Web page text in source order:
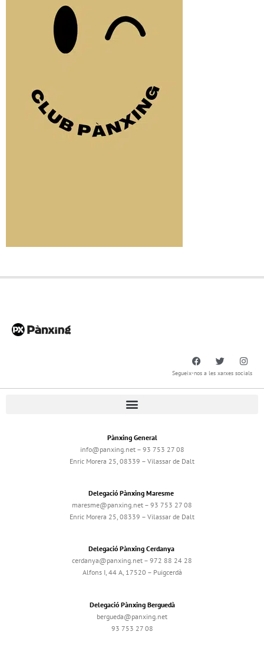
Segueix-nos a les xarxes socials
Pànxing General
info@panxing.net – 93 753 27 08
Enric Morera 25, 08339 – Vilassar de Dalt
Delegació Pànxing Maresme
maresme@panxing.net – 93 753 27 08
Enric Morera 25, 08339 – Vilassar de Dalt
Delegació Pànxing Cerdanya
cerdanya@panxing.net – 972 88 24 28
Alfons I, 44 A, 17520 – Puigcerdà
Delegació Pànxing Berguedà
bergueda@panxing.net
93 753 27 08